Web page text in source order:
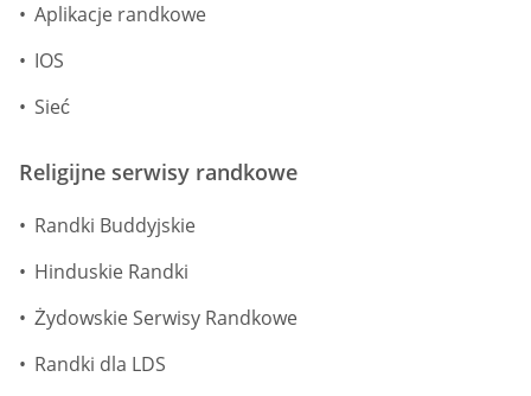
Aplikacje randkowe
IOS
Sieć
Religijne serwisy randkowe
Randki Buddyjskie
Hinduskie Randki
Żydowskie Serwisy Randkowe
Randki dla LDS